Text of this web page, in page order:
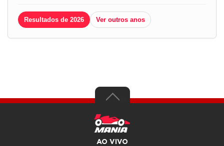
Resultados de 2026 Ver outros anos
AO VIVO